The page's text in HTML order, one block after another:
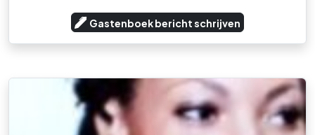
Gastenboek bericht schrijven